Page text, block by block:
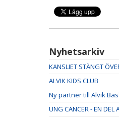
Nyhetsarkiv
KANSLIET STÄNGT
ALVIK KIDS CLUB
Ny partner till Alvik
UNG CANCER - EN DEL